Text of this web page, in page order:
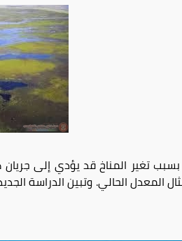
تغير المناخ قد يؤدي إلى
المعدل الحالي. وتبين الدراسة